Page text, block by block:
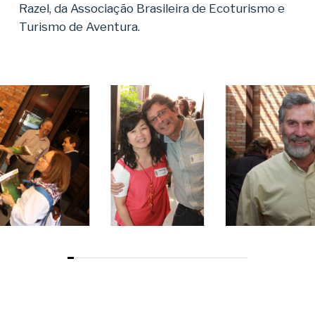
Razel, da Associação Brasileira de Ecoturismo e
Turismo de Aventura.